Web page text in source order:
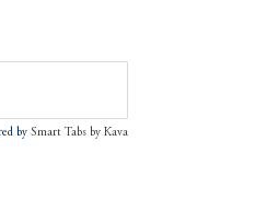
by Smart Tabs by Kava